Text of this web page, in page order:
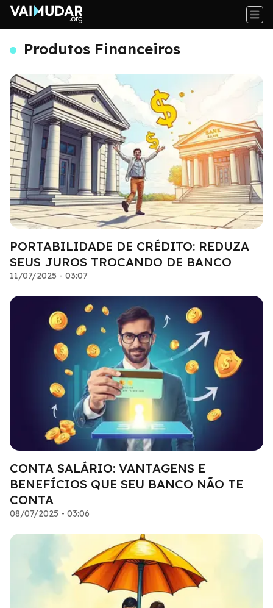
Produtos Financeiros
PORTABILIDADE DE CRÉDITO: REDUZA
SEUS JUROS TROCANDO DE BANCO
11/07/2025 - 03:07
CONTA SALÁRIO: VANTAGENS E
BENEFÍCIOS QUE SEU BANCO NÃO TE
CONTA
08/07/2025 - 03:06